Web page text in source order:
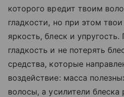
которого вредит твоим
гладкости, но при этом
яркость, блеск и
гладкость и не потерять
средства, которые
воздействие: масса
волосы, а усилители блеска